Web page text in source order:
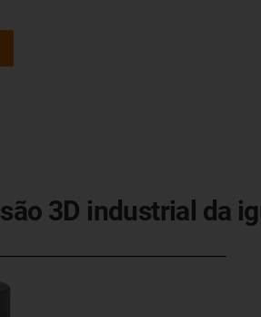
3D industrial da